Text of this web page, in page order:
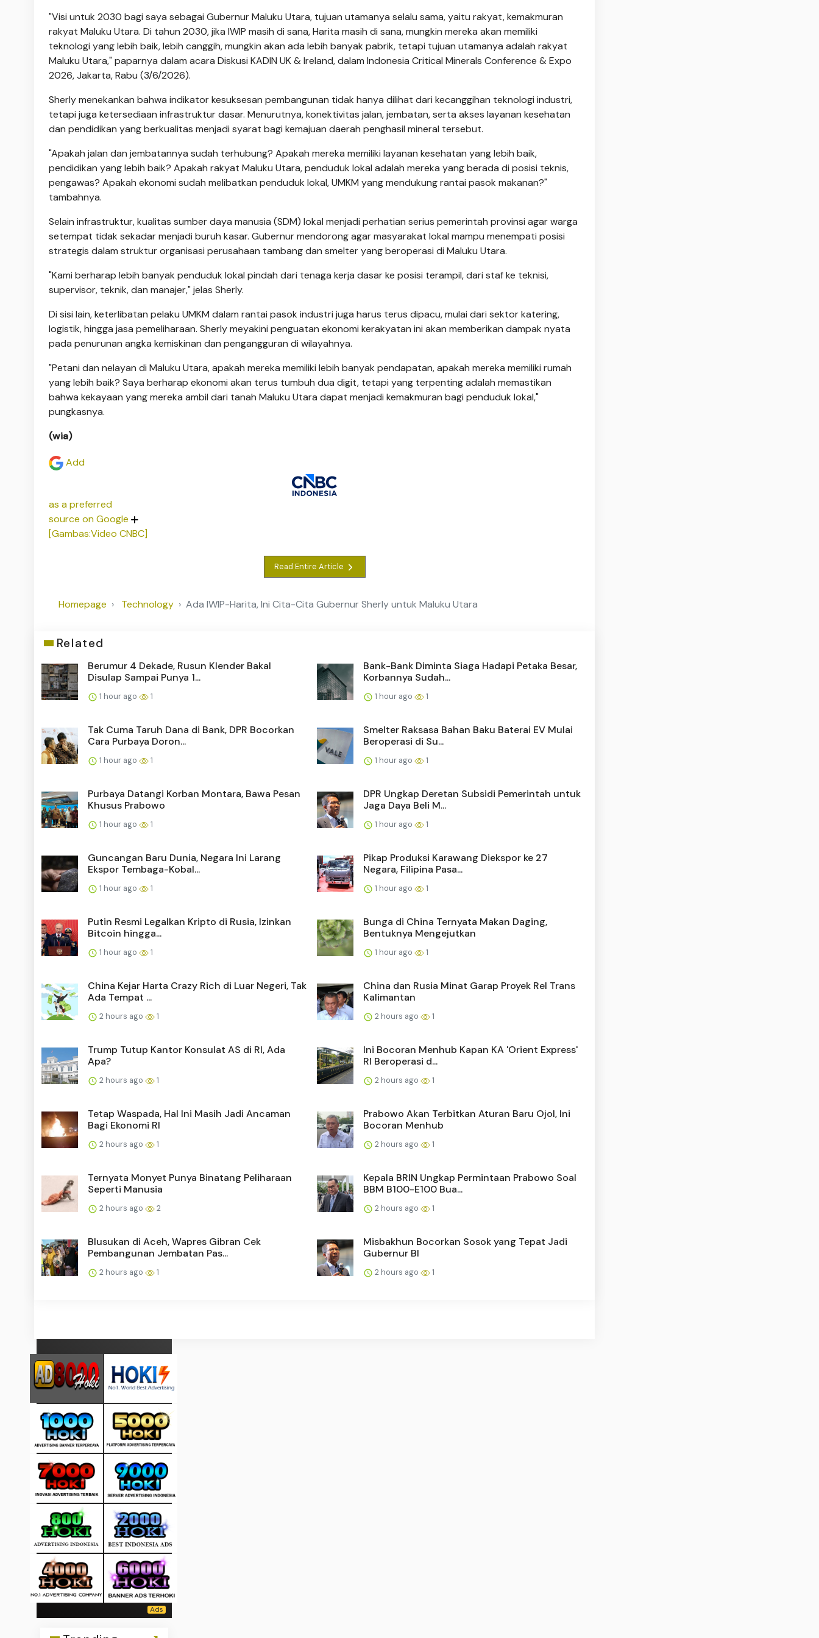
"Visi untuk 2030 bagi saya sebagai Gubernur Maluku Utara, tujuan utamanya selalu sama, yaitu rakyat, kemakmuran
rakyat Maluku Utara. Di tahun 2030, jika IWIP masih di sana, Harita masih di sana, mungkin mereka akan memiliki
teknologi yang lebih baik, lebih canggih, mungkin akan ada lebih banyak pabrik, tetapi tujuan utamanya adalah rakyat
Maluku Utara," paparnya dalam acara Diskusi KADIN UK & Ireland, dalam Indonesia Critical Minerals Conference & Expo
2026, Jakarta, Rabu (3/6/2026).
Sherly menekankan bahwa indikator kesuksesan pembangunan tidak hanya dilihat dari kecanggihan teknologi industri,
tetapi juga ketersediaan infrastruktur dasar. Menurutnya, konektivitas jalan, jembatan, serta akses layanan kesehatan
dan pendidikan yang berkualitas menjadi syarat bagi kemajuan daerah penghasil mineral tersebut.
"Apakah jalan dan jembatannya sudah terhubung? Apakah mereka memiliki layanan kesehatan yang lebih baik,
pendidikan yang lebih baik? Apakah rakyat Maluku Utara, penduduk lokal adalah mereka yang berada di posisi teknis,
pengawas? Apakah ekonomi sudah melibatkan penduduk lokal, UMKM yang mendukung rantai pasok makanan?"
tambahnya.
Selain infrastruktur, kualitas sumber daya manusia (SDM) lokal menjadi perhatian serius pemerintah provinsi agar warga
setempat tidak sekadar menjadi buruh kasar. Gubernur mendorong agar masyarakat lokal mampu menempati posisi
strategis dalam struktur organisasi perusahaan tambang dan smelter yang beroperasi di Maluku Utara.
"Kami berharap lebih banyak penduduk lokal pindah dari tenaga kerja dasar ke posisi terampil, dari staf ke teknisi,
supervisor, teknik, dan manajer," jelas Sherly.
Di sisi lain, keterlibatan pelaku UMKM dalam rantai pasok industri juga harus terus dipacu, mulai dari sektor katering,
logistik, hingga jasa pemeliharaan. Sherly meyakini penguatan ekonomi kerakyatan ini akan memberikan dampak nyata
pada penurunan angka kemiskinan dan pengangguran di wilayahnya.
"Petani dan nelayan di Maluku Utara, apakah mereka memiliki lebih banyak pendapatan, apakah mereka memiliki rumah
yang lebih baik? Saya berharap ekonomi akan terus tumbuh dua digit, tetapi yang terpenting adalah memastikan
bahwa kekayaan yang mereka ambil dari tanah Maluku Utara dapat menjadi kemakmuran bagi penduduk lokal,"
pungkasnya.
(wia)
Add
as a preferred
source on Google
[Gambas:Video CNBC]
Read Entire Article
Homepage Technology Ada IWIP-Harita, Ini Cita-Cita Gubernur Sherly untuk Maluku Utara
Related
Berumur 4 Dekade, Rusun Klender Bakal
Disulap Sampai Punya 1...
1 hour ago 1
Bank-Bank Diminta Siaga Hadapi Petaka Besar,
Korbannya Sudah...
1 hour ago 1
Tak Cuma Taruh Dana di Bank, DPR Bocorkan
Cara Purbaya Doron...
1 hour ago 1
Smelter Raksasa Bahan Baku Baterai EV Mulai
Beroperasi di Su...
1 hour ago 1
Purbaya Datangi Korban Montara, Bawa Pesan
Khusus Prabowo
1 hour ago 1
DPR Ungkap Deretan Subsidi Pemerintah untuk
Jaga Daya Beli M...
1 hour ago 1
Guncangan Baru Dunia, Negara Ini Larang
Ekspor Tembaga-Kobal...
1 hour ago 1
Pikap Produksi Karawang Diekspor ke 27
Negara, Filipina Pasa...
1 hour ago 1
Putin Resmi Legalkan Kripto di Rusia, Izinkan
Bitcoin hingga...
1 hour ago 1
Bunga di China Ternyata Makan Daging,
Bentuknya Mengejutkan
1 hour ago 1
China Kejar Harta Crazy Rich di Luar Negeri, Tak
Ada Tempat ...
2 hours ago 1
China dan Rusia Minat Garap Proyek Rel Trans
Kalimantan
2 hours ago 1
Trump Tutup Kantor Konsulat AS di RI, Ada
Apa?
2 hours ago 1
Ini Bocoran Menhub Kapan KA 'Orient Express'
RI Beroperasi d...
2 hours ago 1
Tetap Waspada, Hal Ini Masih Jadi Ancaman
Bagi Ekonomi RI
2 hours ago 1
Prabowo Akan Terbitkan Aturan Baru Ojol, Ini
Bocoran Menhub
2 hours ago 1
Ternyata Monyet Punya Binatang Peliharaan
Seperti Manusia
2 hours ago 2
Kepala BRIN Ungkap Permintaan Prabowo Soal
BBM B100-E100 Bua...
2 hours ago 1
Blusukan di Aceh, Wapres Gibran Cek
Pembangunan Jembatan Pas...
2 hours ago 1
Misbakhun Bocorkan Sosok yang Tepat Jadi
Gubernur BI
2 hours ago 1